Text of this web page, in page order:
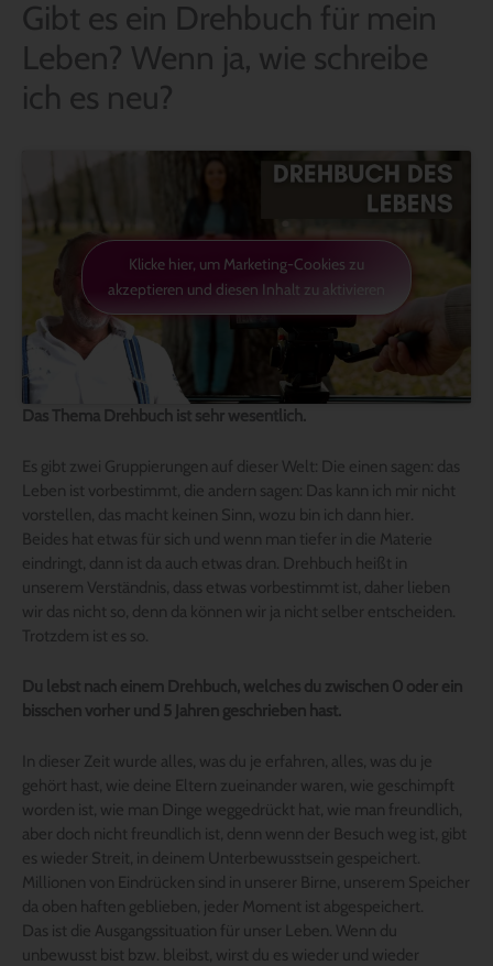
Gibt es ein Drehbuch für mein
Leben? Wenn ja, wie schreibe
ich es neu?
Klicke hier, um Marketing-Cookies zu
akzeptieren und diesen Inhalt zu aktivieren
Das Thema Drehbuch ist sehr wesentlich.
Es gibt zwei Gruppierungen auf dieser Welt: Die einen sagen: das
Leben ist vorbestimmt, die andern sagen: Das kann ich mir nicht
vorstellen, das macht keinen Sinn, wozu bin ich dann hier.
Beides hat etwas für sich und wenn man tiefer in die Materie
eindringt, dann ist da auch etwas dran. Drehbuch heißt in
unserem Verständnis, dass etwas vorbestimmt ist, daher lieben
wir das nicht so, denn da können wir ja nicht selber entscheiden.
Trotzdem ist es so.
Du lebst nach einem Drehbuch, welches du zwischen 0 oder ein
bisschen vorher und 5 Jahren geschrieben hast.
In dieser Zeit wurde alles, was du je erfahren, alles, was du je
gehört hast, wie deine Eltern zueinander waren, wie geschimpft
worden ist, wie man Dinge weggedrückt hat, wie man freundlich,
aber doch nicht freundlich ist, denn wenn der Besuch weg ist, gibt
es wieder Streit, in deinem Unterbewusstsein gespeichert.
Millionen von Eindrücken sind in unserer Birne, unserem Speicher
da oben haften geblieben, jeder Moment ist abgespeichert.
Das ist die Ausgangssituation für unser Leben. Wenn du
unbewusst bist bzw. bleibst, wirst du es wieder und wieder